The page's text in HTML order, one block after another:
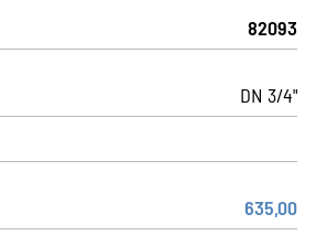
82093
DN 3/4"
635,00